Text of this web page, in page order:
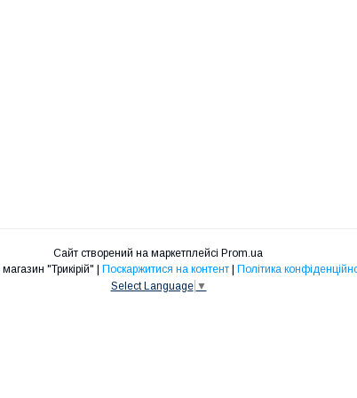
Сайт створений на маркетплейсі Prom.ua
Поскаржитися на контент
Політика
Select Language ▼